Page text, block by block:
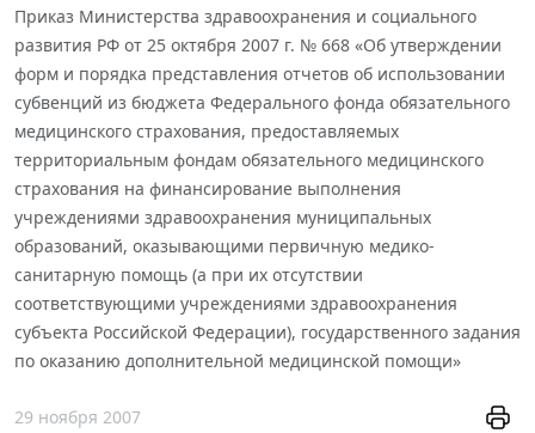
Приказ Министерства здравоохранения и социального
развития РФ от 25 октября 2007 г. № 668 «Об утверждении
форм и порядка представления отчетов об использовании
субвенций из бюджета Федерального фонда обязательного
медицинского страхования, предоставляемых
территориальным фондам обязательного медицинского
страхования на финансирование выполнения
учреждениями здравоохранения муниципальных
образований, оказывающими первичную медико-
санитарную помощь (а при их отсутствии
соответствующими учреждениями здравоохранения
субъекта Российской Федерации), государственного задания
по оказанию дополнительной медицинской помощи»
29 ноября 2007